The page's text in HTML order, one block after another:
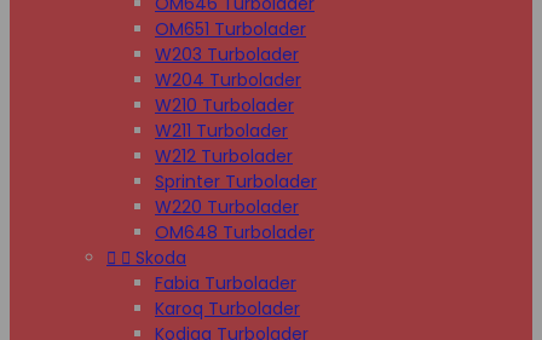
OM651 Turbolader
W203 Turbolader
W204 Turbolader
W210 Turbolader
W211 Turbolader
W212 Turbolader
Sprinter Turbolader
W220 Turbolader
OM648 Turbolader
  Skoda
Fabia Turbolader
Karoq Turbolader
Kodiaq Turbolader